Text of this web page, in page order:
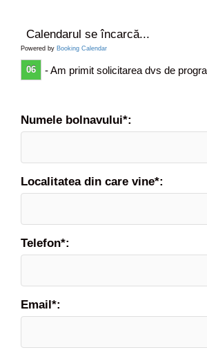
Calendarul se încarcă...
Powered by Booking Calendar
06 - Am primit solicitarea dvs de
Numele bolnavului*:
Localitatea din care vine*:
Telefon*:
Email*: